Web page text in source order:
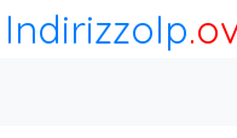
IndirizzoIp